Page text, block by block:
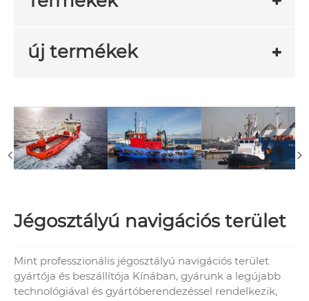
új termékek
Jégosztályú navigációs terület
Mint professzionális jégosztályú navigációs terület
gyártója és beszállítója Kínában, gyárunk a legújabb
technológiával és gyártóberendezéssel rendelkezik,